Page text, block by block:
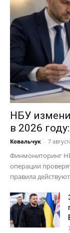
Отказ от
Подписка
Мой аккаунт
Контакты
НБУ
в 2026
Ковальчук - 7
Финмониторинг
операции
правила